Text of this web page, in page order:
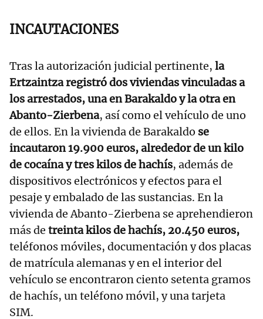
INCAUTACIONES
Tras la autorización judicial pertinente, la
Ertzaintza registró dos viviendas vinculadas a
los arrestados, una en Barakaldo y la otra en
Abanto-Zierbena, así como el vehículo de uno
de ellos. En la vivienda de Barakaldo se
incautaron 19.900 euros, alrededor de un kilo
de cocaína y tres kilos de hachís, además de
dispositivos electrónicos y efectos para el
pesaje y embalado de las sustancias. En la
vivienda de Abanto-Zierbena se aprehendieron
más de treinta kilos de hachís, 20.450 euros,
teléfonos móviles, documentación y dos placas
de matrícula alemanas y en el interior del
vehículo se encontraron ciento setenta gramos
de hachís, un teléfono móvil, y una tarjeta
SIM.